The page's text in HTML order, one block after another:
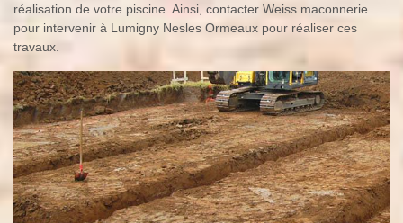
réalisation de votre piscine. Ainsi, contacter Weiss maconnerie
pour intervenir à Lumigny Nesles Ormeaux pour réaliser ces
travaux.